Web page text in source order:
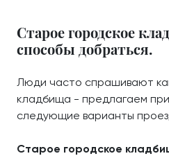
Старое городское
способы добраться.
Люди часто спрашивают
кладбища - предлагаем
следующие варианты
Старое городское